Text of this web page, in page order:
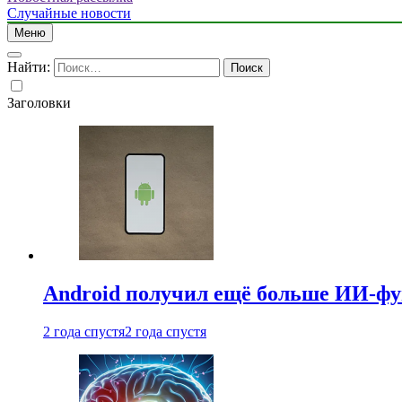
Случайные новости
Меню
Найти:
Заголовки
Android получил ещё больше ИИ-
2 года спустя2 года спустя